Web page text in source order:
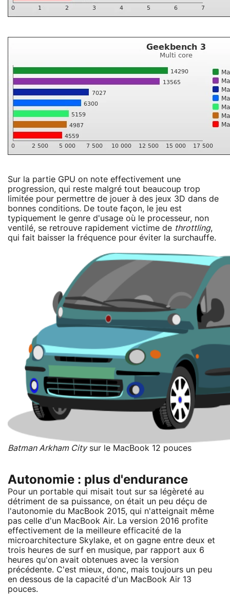
Sur la partie GPU on note effectivement une
progression, qui reste malgré tout beaucoup trop
limitée pour permettre de jouer à des jeux 3D dans de
bonnes conditions. De toute façon, le jeu est
typiquement le genre d'usage où le processeur, non
ventilé, se retrouve rapidement victime de throttling,
qui fait baisser la fréquence pour éviter la surchauffe.
Batman Arkham Citysur le MacBook 12 pouces
Autonomie : plus d'endurance
Pour un portable qui misait tout sur sa légèreté au
détriment de sa puissance, on était un peu déçu de
l'autonomie du MacBook 2015, qui n'atteignait même
pas celle d'un MacBook Air. La version 2016 profite
effectivement de la meilleure efficacité de la
microarchitecture Skylake, et on gagne entre deux et
trois heures de surf en musique, par rapport aux 6
heures qu'on avait obtenues avec la version
précédente. C'est mieux, donc, mais toujours un peu
en dessous de la capacité d'un MacBook Air 13
pouces.